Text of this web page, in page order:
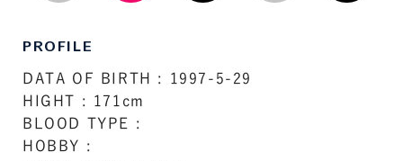
PROFILE
DATA OF BIRTH : 1997-5-29
HIGHT : 171cm
BLOOD TYPE :
HOBBY :